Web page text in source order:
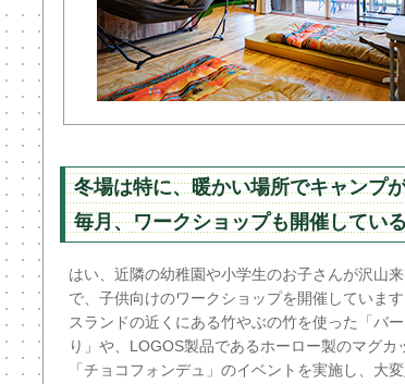
冬場は特に、暖かい場所でキャンプ
毎月、ワークショップも開催してい
はい、近隣の幼稚園や小学生のお子さんが沢山
で、子供向けのワークショップを開催していま
スランドの近くにある竹やぶの竹を使った「バ
り」や、LOGOS製品であるホーロー製のマグカ
「チョコフォンデュ」のイベントを実施し、大